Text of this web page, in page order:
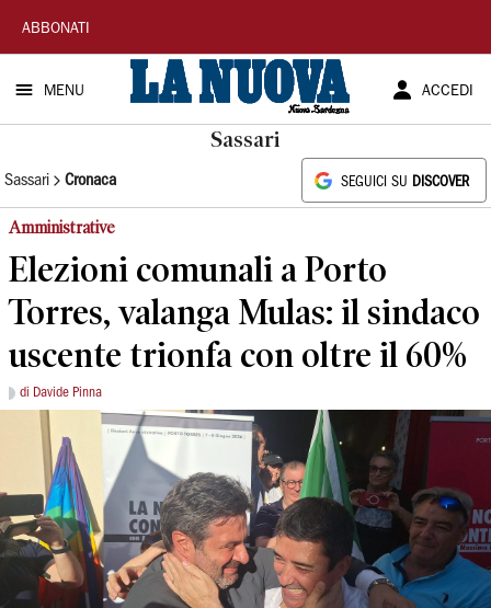
La
Nuova
Sardegna
ABBONATI
MENU ACCEDI
Sassari
Sassari Cronaca SEGUICI SU DISCOVER
Amministrative
Elezioni comunali a Porto
Torres, valanga Mulas: il sindaco
uscente trionfa con oltre il 60%
di Davide Pinna